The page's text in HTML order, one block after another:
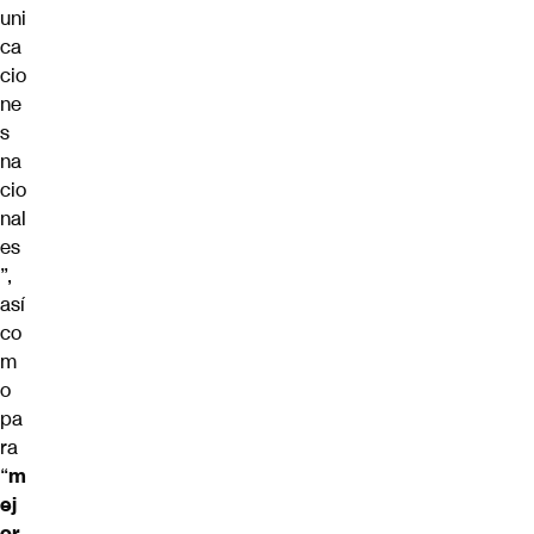
uni
ca
cio
ne
s
na
cio
nal
es
”,
así
co
m
o
pa
ra
“m
ej